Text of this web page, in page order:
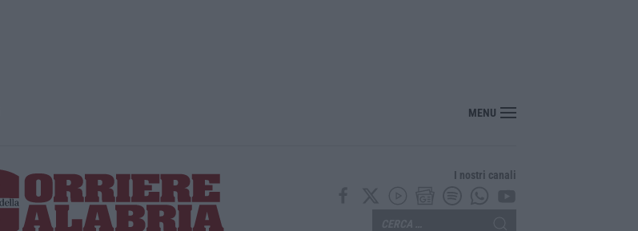
La rivista “America Journals” celebra lo stilista Anton Giulio Grande
MENU
I nostri canali